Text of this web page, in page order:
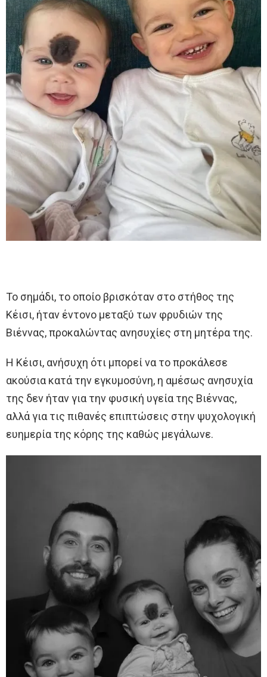
Το σημάδι, το οποίο βρισκόταν στο στήθος της
Κέισι, ήταν έντονο μεταξύ των φρυδιών της
Βιέννας, προκαλώντας ανησυχίες στη μητέρα της.
Η Κέισι, ανήσυχη ότι μπορεί να το προκάλεσε
ακούσια κατά την εγκυμοσύνη, η αμέσως ανησυχία
της δεν ήταν για την φυσική υγεία της Βιέννας,
αλλά για τις πιθανές επιπτώσεις στην ψυχολογική
ευημερία της κόρης της καθώς μεγάλωνε.